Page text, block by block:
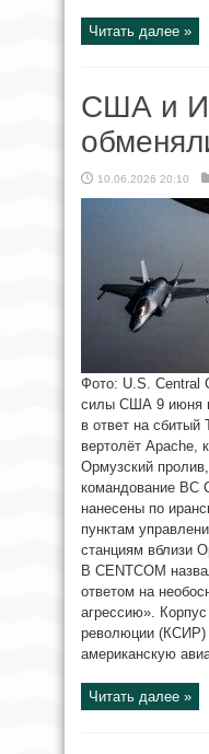
Читать далее »
США и
10.06.2026 20:10
Фото: U.S. Central
силы США 9 июня
в ответ на сбитый
вертолёт Apache,
Ормузский
командование ВС
нанесены по
пунктам
станциям вблизи
В CENTCOM
ответом на
агрессию».
революции (КСИР)
американскую
Читать далее »